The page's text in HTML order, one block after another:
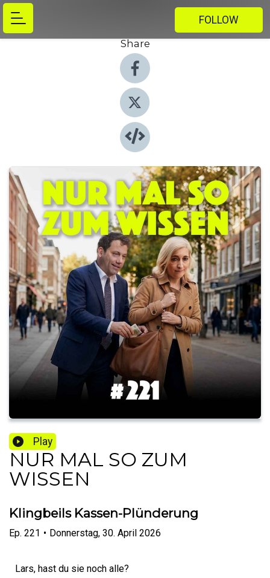
FOLLOW
Share
Play
NUR MAL SO ZUM
WISSEN
Klingbeils Kassen-Plünderung
Ep. 221 • Donnerstag, 30. April 2026
Lars, hast du sie noch alle?